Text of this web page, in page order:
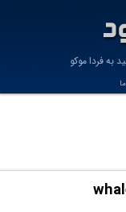
فردا موکول نک_